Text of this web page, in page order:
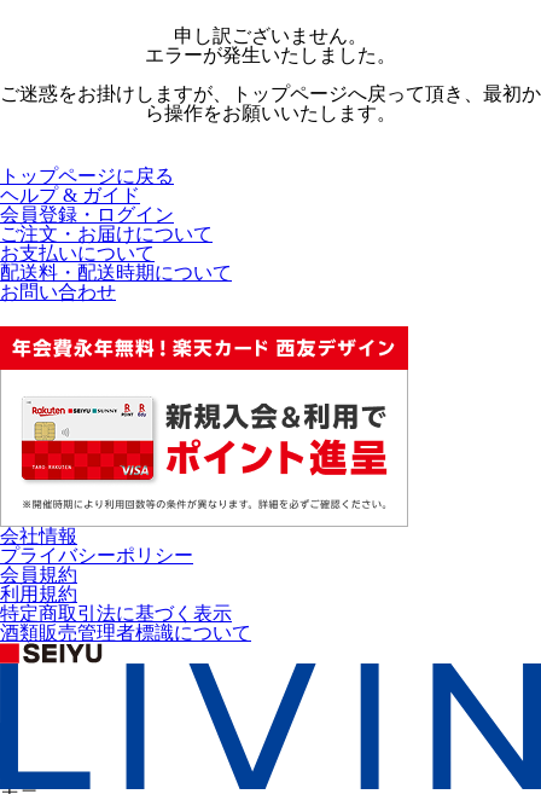
申し訳ございません。
エラーが発生いたしました。
ご迷惑をお掛けしますが、トップページへ戻って頂き、最初か
ら操作をお願いいたします。
トップページに戻る
ヘルプ & ガイド
会員登録・ログイン
ご注文・お届けについて
お支払いについて
配送料・配送時期について
お問い合わせ
会社情報
プライバシーポリシー
会員規約
利用規約
特定商取引法に基づく表示
酒類販売管理者標識について